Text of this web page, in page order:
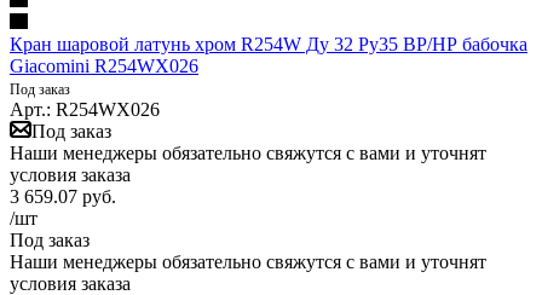
Кран шаровой латунь хром R254W Ду 32 Ру35 ВР/НР бабочка
Giacomini R254WX026
Под заказ
Арт.: R254WX026
Под заказ
Наши менеджеры обязательно свяжутся с вами и уточнят
условия заказа
3 659.07 руб.
/шт
Под заказ
Наши менеджеры обязательно свяжутся с вами и уточнят
условия заказа